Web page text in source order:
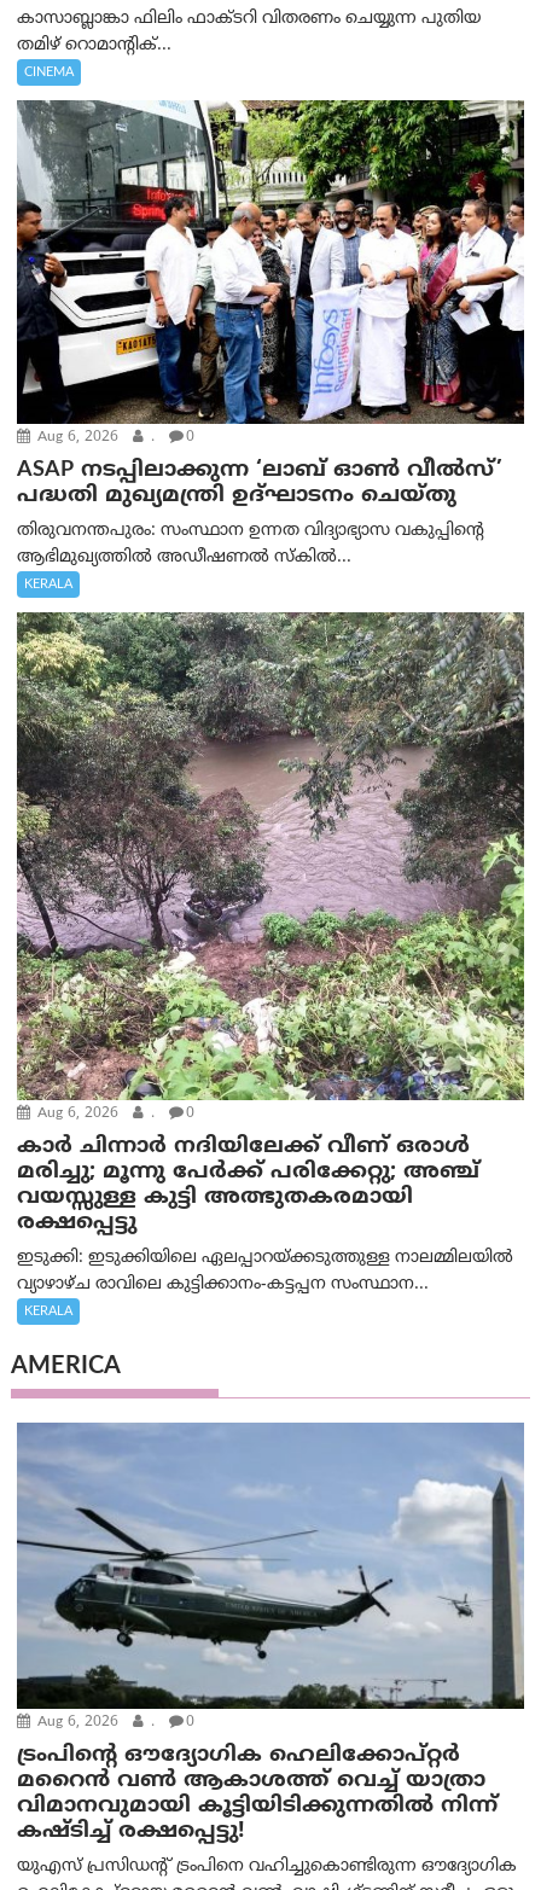
കാസാബ്ലാങ്കാ ഫിലിം ഫാക്ടറി വിതരണം ചെയ്യുന്ന പുതിയ
തമിഴ് റൊമാന്റിക്...
CINEMA
Aug 6, 2026 . 0
ASAP നടപ്പിലാക്കുന്ന ‘ലാബ് ഓൺ വീൽസ്’
പദ്ധതി മുഖ്യമന്ത്രി ഉദ്ഘാടനം ചെയ്തു
തിരുവനന്തപുരം: സംസ്ഥാന ഉന്നത വിദ്യാഭ്യാസ വകുപ്പിന്റെ
ആഭിമുഖ്യത്തിൽ അഡീഷണൽ സ്കിൽ...
KERALA
Aug 6, 2026 . 0
കാര്‍ ചിന്നാര്‍ നദിയിലേക്ക് വീണ് ഒരാള്‍
മരിച്ചു; മൂന്നു പേര്‍ക്ക് പരിക്കേറ്റു; അഞ്ച്
വയസ്സുള്ള കുട്ടി അത്ഭുതകരമായി
രക്ഷപ്പെട്ടു
ഇടുക്കി: ഇടുക്കിയിലെ ഏലപ്പാറയ്ക്കടുത്തുള്ള നാലമ്മിലയിൽ
വ്യാഴാഴ്ച രാവിലെ കുട്ടിക്കാനം-കട്ടപ്പന സംസ്ഥാന...
KERALA
AMERICA
Aug 6, 2026 . 0
ട്രം‌പിന്റെ ഔദ്യോഗിക ഹെലിക്കോപ്റ്റര്‍
മറൈന്‍ വണ്‍ ആകാശത്ത് വെച്ച് യാത്രാ
വിമാനവുമായി കൂട്ടിയിടിക്കുന്നതിൽ നിന്ന്
കഷ്ടിച്ച് രക്ഷപ്പെട്ടു!
യുഎസ് പ്രസിഡന്റ് ട്രംപിനെ വഹിച്ചുകൊണ്ടിരുന്ന ഔദ്യോഗിക